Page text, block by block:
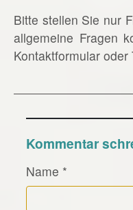
Bitte stellen Sie nur
allgemeine Fragen
Kontaktformular
Kommentar
Name *